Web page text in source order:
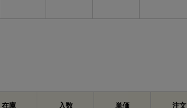
在庫 入数 単価 注文